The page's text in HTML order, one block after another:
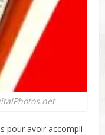
pour avoir accompli